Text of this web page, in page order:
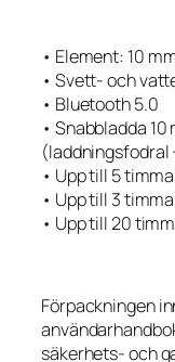
• Element: 10
• Svett- och
• Bluetooth 5.0
• Snabbladda
(laddningsfodral
• Upp till 5
• Upp till 3
• Upp till 20
Förpackningen
säkerhets- och